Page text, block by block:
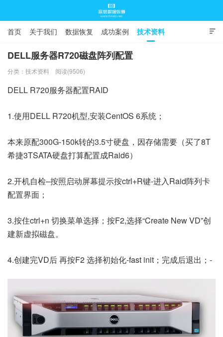

首页 关于我们 数据恢复 成功案例 技术资料
常见问题
DELL服务器R720磁盘阵列配置
分类： 技术资料 阅读(9506)
DELL R720服务器配置RAID
1.使用DELL R720机型,安装CentOS 6系统；
本来原配300G-150k转的3.5寸硬盘，因存储需要（买了8T
希捷3TSATA硬盘打算配置成Raid6）
2.开机自检–按照启动屏幕提示按ctrl+R键-进入Raid阵列卡
配置界面；
3.按住ctrl+n 切换菜单选择；按F2,选择“Create New VD”创
建新虚拟磁盘。
4.创建完VD后 再按F2 选择初始化-fast init；完成后退出；-